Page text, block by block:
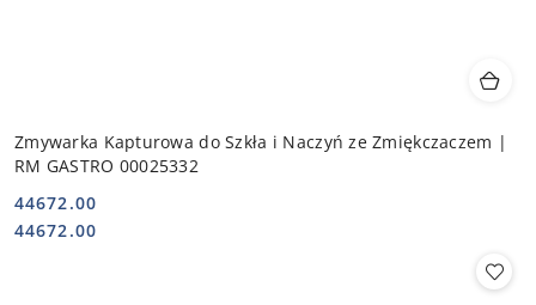
Zmywarka Kapturowa do Szkła i Naczyń ze Zmiękczaczem |
RM GASTRO 00025332
Cena:
44672.00
Cena:
44672.00